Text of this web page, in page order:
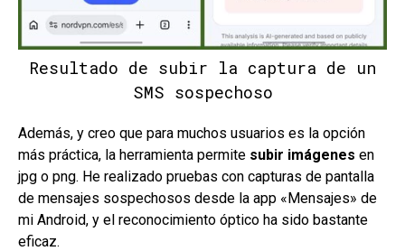
Resultado de subir la captura de un
SMS sospechoso
Además, y creo que para muchos usuarios es la opción
más práctica, la herramienta permite subir imágenes en
jpg o png. He realizado pruebas con capturas de pantalla
de mensajes sospechosos desde la app «Mensajes» de
mi Android, y el reconocimiento óptico ha sido bastante
eficaz.